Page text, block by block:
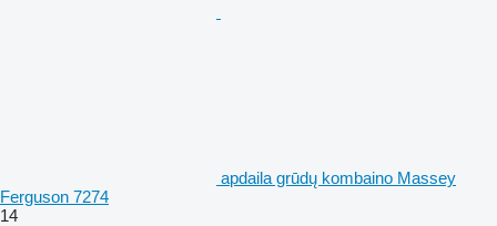
apdaila grūdų kombaino Massey
Ferguson 7274
14